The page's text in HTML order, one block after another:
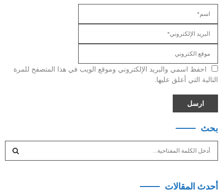
احفظ اسمي والبريد الإلكتروني وموقع الويب في هذا المتصفح للمرة
التالية التي أعلق عليها.
بحث
cأحدث المقالات